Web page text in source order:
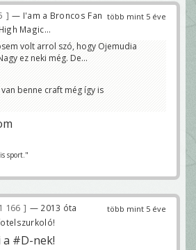
több mint 5 éve
— I'am a Broncos Fan
Magic...
volt arrol szó, hogy Ojemudia
ez neki még. De...
benne craft még így is
sport."
több mint 5 éve
166
— 2013 óta
#D-nek!